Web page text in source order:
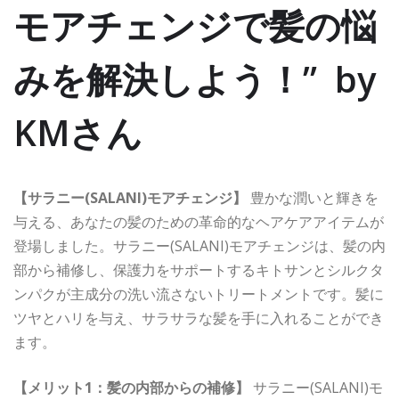
モアチェンジで髪の悩
みを解決しよう！” by
KMさん
【サラニー(SALANI)モアチェンジ】
豊かな潤いと輝きを
与える、あなたの髪のための革命的なヘアケアアイテムが
登場しました。サラニー(SALANI)モアチェンジは、髪の内
部から補修し、保護力をサポートするキトサンとシルクタ
ンパクが主成分の洗い流さないトリートメントです。髪に
ツヤとハリを与え、サラサラな髪を手に入れることができ
ます。
【メリット1：髪の内部からの補修】
サラニー(SALANI)モ